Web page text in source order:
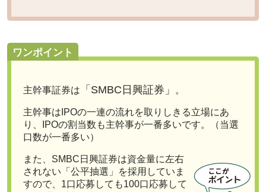
ワンポイント
主幹事証券は 「SMBC日興証券」 。
主幹事はIPOの一連の流れを取りしきる立場にあ
り、
IPOの割当数も主幹事が一番多いです。（当選
口数が一番多い）
また、SMBC日興証券は資金量に左右
されない 「公平抽選」を採用 していま
すので、1口応募しても100口応募して